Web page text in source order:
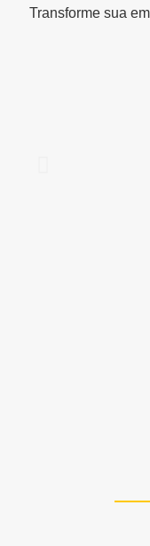
Transforme sua